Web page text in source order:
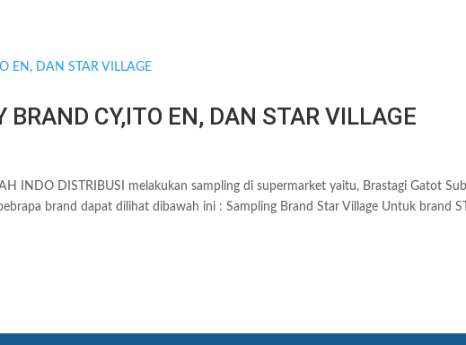
CY,ITO EN, DAN STAR VILLAGE
INDO DISTRIBUSI melakukan sampling di supermarket yaitu, Brastagi Gatot
brand dapat dilihat dibawah ini : Sampling Brand Star Village Untuk brand